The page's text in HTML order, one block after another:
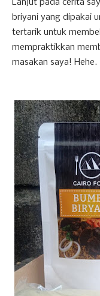
Lanjut pada cerita
briyani yang dipakai
tertarik untuk
mempraktikkan
masakan saya! Hehe.